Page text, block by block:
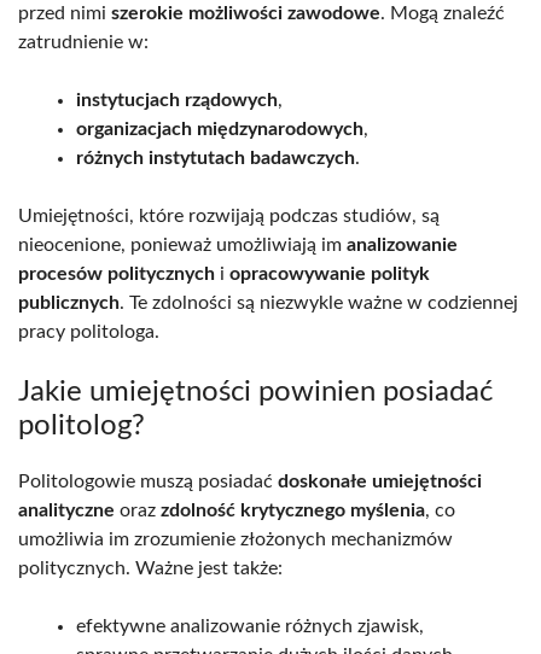
przed nimi szerokie możliwości zawodowe. Mogą znaleźć
zatrudnienie w:
instytucjach rządowych,
organizacjach międzynarodowych,
różnych instytutach badawczych.
Umiejętności, które rozwijają podczas studiów, są
nieocenione, ponieważ umożliwiają im analizowanie
procesów politycznych i opracowywanie polityk
publicznych. Te zdolności są niezwykle ważne w codziennej
pracy politologa.
Jakie umiejętności powinien posiadać
politolog?
Politologowie muszą posiadać doskonałe umiejętności
analityczne oraz zdolność krytycznego myślenia, co
umożliwia im zrozumienie złożonych mechanizmów
politycznych. Ważne jest także:
efektywne analizowanie różnych zjawisk,